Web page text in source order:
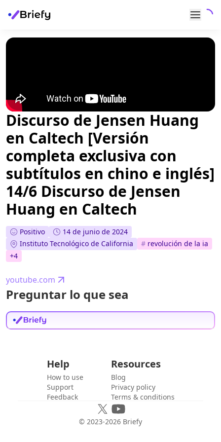
Discurso de Jensen Huang
en Caltech [Versión
completa exclusiva con
subtítulos en chino e inglés]
14/6 Discurso de Jensen
Huang en Caltech
Positivo
14 de junio de 2024
Instituto Tecnológico de California
# revolución de la ia
+4
youtube.com
Preguntar lo que sea
Help
How to use
Support
Feedback
Resources
Blog
Privacy policy
Terms & conditions
© 2023-2026 Briefy